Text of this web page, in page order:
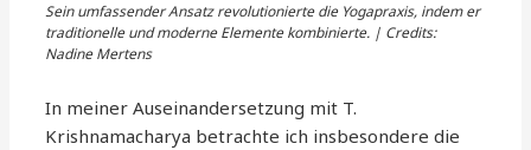
Sein umfassender Ansatz revolutionierte die Yogapraxis, indem er
traditionelle und moderne Elemente kombinierte. | Credits:
Nadine Mertens
In meiner Auseinandersetzung mit T.
Krishnamacharya betrachte ich insbesondere die